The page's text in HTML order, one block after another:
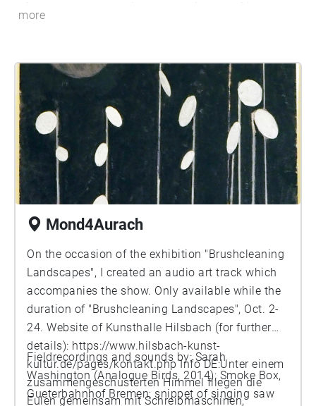
with smoke. Honey drips from staircase railings.
more
Mond4Aurach
On the occasion of the exhibition "Brushcleaning
Landscapes", I created an audio art track which
accompanies the show. Only available while the
duration of "Brushcleaning Landscapes", Oct. 2-
24. Website of Kunsthalle Hilsbach (for further
details): https://www.hilsbach-kunst-
kultur.de/pages/kontakt.phpInfo DE:Unter einem
zusammengeschusterten Himmel fliegen die
Eulen gemeinsam mit Schreibmaschinen,
Fieldrecordings and sounds by: Sarah
Washington (Analogue Birds, 2014); Smoke Box,
Gueterbahnhof Bremen; snippet of singing saw